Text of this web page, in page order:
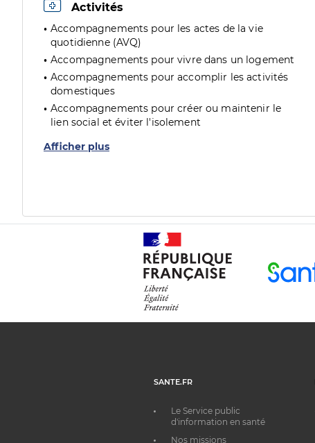
Activités
Accompagnements pour les actes de la vie
quotidienne (AVQ)
Accompagnements pour vivre dans un logement
Accompagnements pour accomplir les activités
domestiques
Accompagnements pour créer ou maintenir le
lien social et éviter l'isolement
Afficher plus
SANTE.FR
Le Service public
d'information en santé
Nos missions